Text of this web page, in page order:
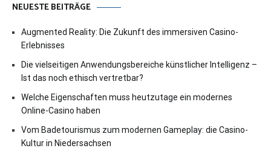
NEUESTE BEITRÄGE
Augmented Reality: Die Zukunft des immersiven Casino-
Erlebnisses
Die vielseitigen Anwendungsbereiche künstlicher Intelligenz –
Ist das noch ethisch vertretbar?
Welche Eigenschaften muss heutzutage ein modernes
Online-Casino haben
Vom Badetourismus zum modernen Gameplay: die Casino-
Kultur in Niedersachsen